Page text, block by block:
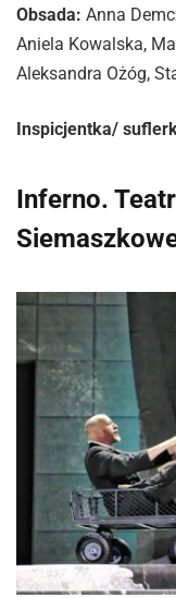
Obsada: Anna
Aniela Kowalska,
Aleksandra Ożóg,
Inspicjentka/
Inferno.